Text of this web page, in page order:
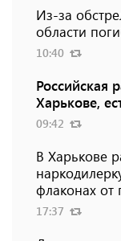
Из-за
области
10:40
Российская
Харькове,
09:42
В Харькове
флаконах от
17:37